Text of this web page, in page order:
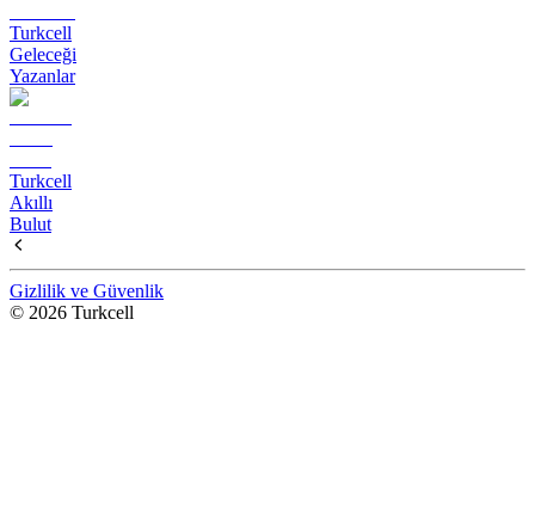
Turkcell
Geleceği
Yazanlar
Turkcell
Akıllı
Bulut
Gizlilik ve Güvenlik
© 2026 Turkcell